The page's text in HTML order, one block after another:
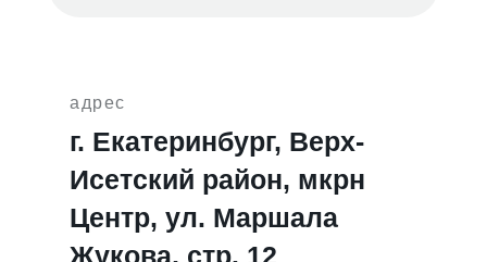
адрес
г. Екатеринбург, Верх-
Исетский район, мкрн
Центр, ул. Маршала
Жукова, стр. 12